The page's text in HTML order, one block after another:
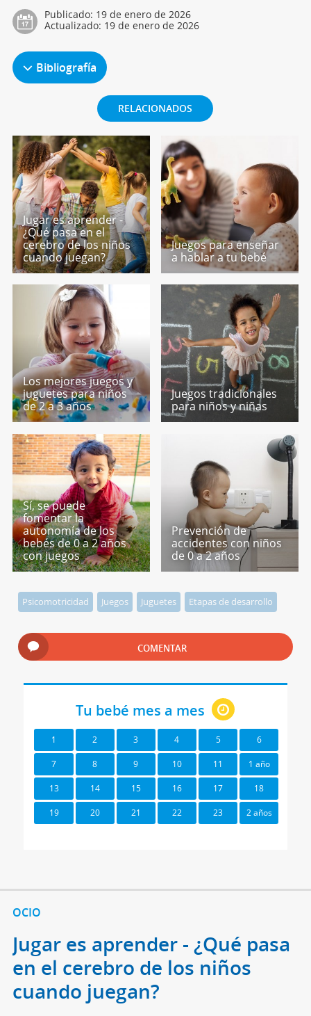
Publicado: 19 de enero de 2026
Actualizado: 19 de enero de 2026
Bibliografía
RELACIONADOS
Jugar es aprender -
¿Qué pasa en el
cerebro de los niños
cuando juegan?
Juegos para enseñar
a hablar a tu bebé
Los mejores juegos y
juguetes para niños
de 2 a 3 años
Juegos tradicionales
para niños y niñas
Sí, se puede
fomentar la
autonomía de los
bebés de 0 a 2 años
con juegos
Prevención de
accidentes con niños
de 0 a 2 años
Psicomotricidad Juegos Juguetes Etapas de desarrollo
COMENTAR
Tu bebé mes a mes
1 2 3 4 5 6
7 8 9 10 11 1 año
13 14 15 16 17 18
19 20 21 22 23 2 años
OCIO
Jugar es aprender - ¿Qué pasa
en el cerebro de los niños
cuando juegan?